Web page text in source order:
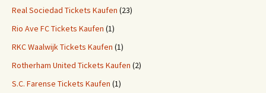
Real Sociedad Tickets Kaufen (23)
Rio Ave FC Tickets Kaufen (1)
RKC Waalwijk Tickets Kaufen (1)
Rotherham United Tickets Kaufen (2)
S.C. Farense Tickets Kaufen (1)